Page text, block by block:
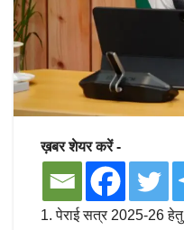
ख़बर शेयर करें -
1. पेराई सत्र 2025-26 हेतु